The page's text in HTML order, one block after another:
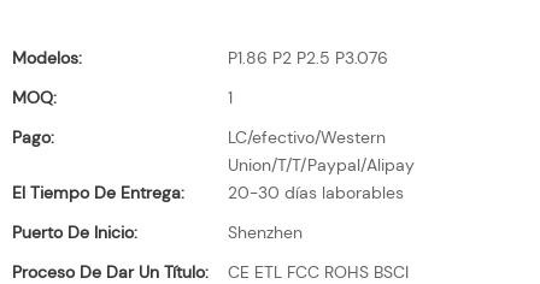
Modelos:
P1.86 P2 P2.5 P3.076
MOQ:
1
Pago:
LC/efectivo/Western
Union/T/T/Paypal/Alipay
El Tiempo De Entrega:
20-30 días laborables
Puerto De Inicio:
Shenzhen
Proceso De Dar Un Título:
CE ETL FCC ROHS BSCI